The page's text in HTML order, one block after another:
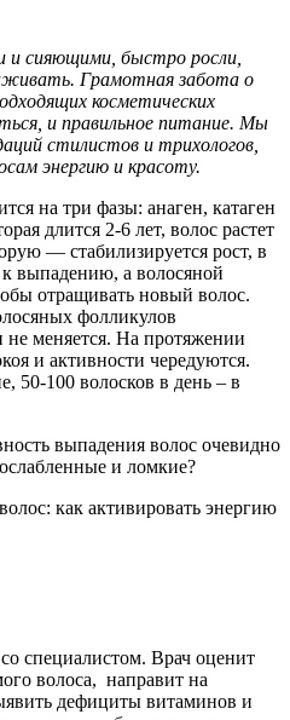
сияющими, быстро росли,
Грамотная забота о
косметических
и правильное питание. Мы
стилистов и трихологов,
энергию и красоту.
на три фазы: анаген, катаген
длится 2-6 лет, волос растет
— стабилизируется рост, в
к выпадению, а волосяной
отращивать новый волос.
фолликулов
не меняется. На протяжении
и активности чередуются.
50-100 волосков в день – в
выпадения волос очевидно
и ломкие?
специалистом. Врач оценит
волоса, направит на
дефициты витаминов и